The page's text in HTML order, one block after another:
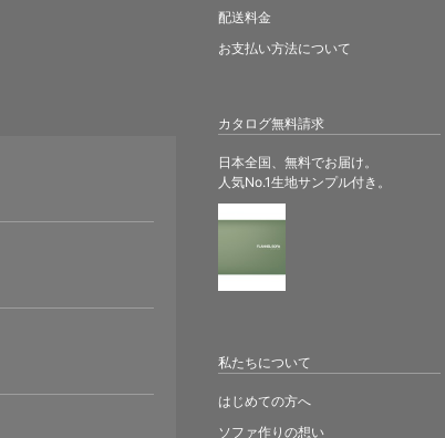
カタログ無料請求
日本全国、無料でお届け。
人気No.1生地サンプル付き。
配送料金
お支払い方法について
私たちについて
はじめての方へ
ソファ作りの想い